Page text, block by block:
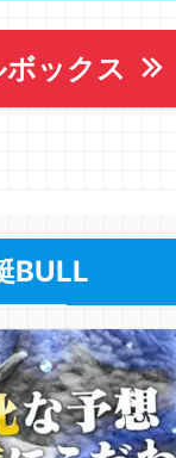
ボックス
BULL